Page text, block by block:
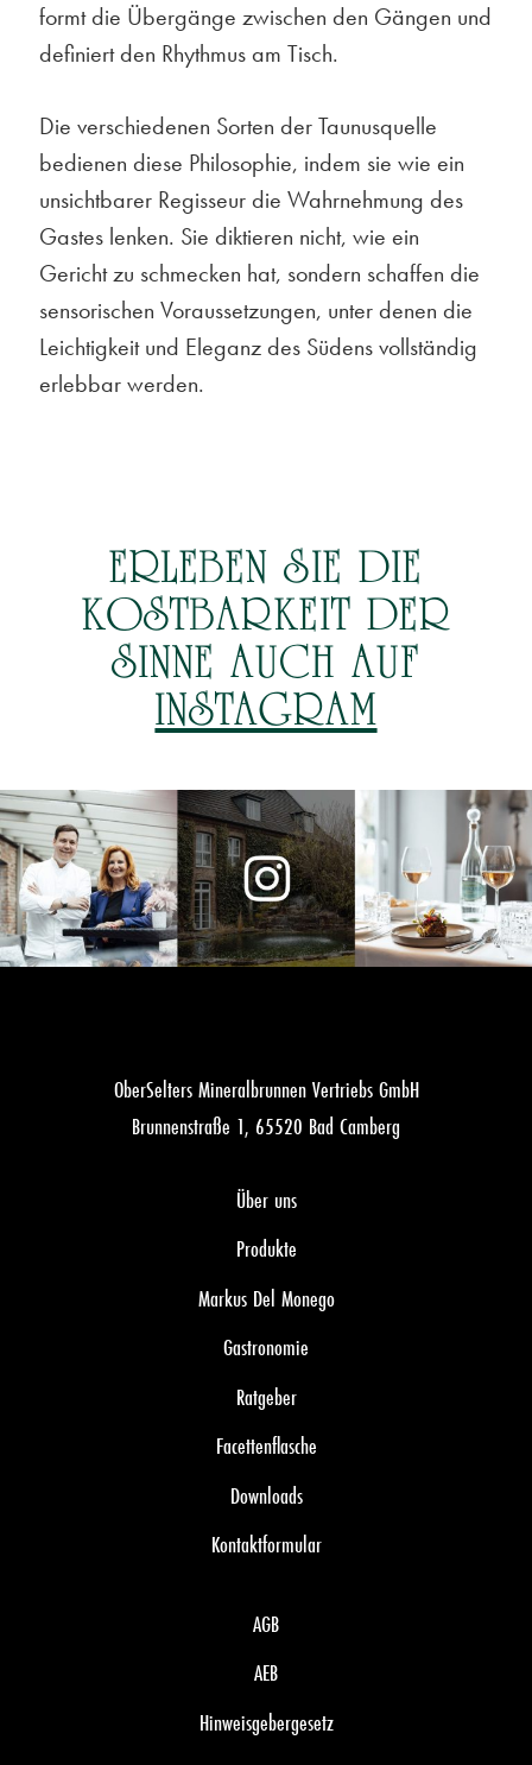
formt die Übergänge zwischen den Gängen und
definiert den Rhythmus am Tisch.
Die verschiedenen Sorten der Taunusquelle
bedienen diese Philosophie, indem sie wie ein
unsichtbarer Regisseur die Wahrnehmung des
Gastes lenken. Sie diktieren nicht, wie ein
Gericht zu schmecken hat, sondern schaffen die
sensorischen Voraussetzungen, unter denen die
Leichtigkeit und Eleganz des Südens vollständig
erlebbar werden.
ERLEBEN SIE DIE
KOSTBARKEITDER
SINNE AUCH AUF
INSTAGRAM
OberSelters Mineralbrunnen Vertriebs GmbH
Brunnenstraße 1, 65520 Bad Camberg
Über uns
Produkte
Markus Del Monego
Gastronomie
Ratgeber
Facettenflasche
Downloads
Kontaktformular
AGB
AEB
Hinweisgebergesetz